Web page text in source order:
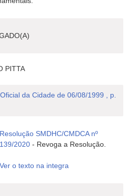
PITTA
da Cidade de 06/08/1999 , p.
Resolução SMDHC/CMDCA nº
139/2020 - Revoga a Resolução.
Ver o texto na integra